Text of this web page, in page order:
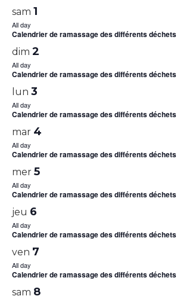
sam 1
All day
Calendrier de ramassage des différents déchets
dim 2
All day
Calendrier de ramassage des différents déchets
lun 3
All day
Calendrier de ramassage des différents déchets
mar 4
All day
Calendrier de ramassage des différents déchets
mer 5
All day
Calendrier de ramassage des différents déchets
jeu 6
All day
Calendrier de ramassage des différents déchets
ven 7
All day
Calendrier de ramassage des différents déchets
sam 8